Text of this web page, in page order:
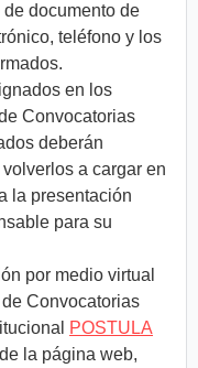
documento de
teléfono y los
en los
Convocatorias
deberán
a cargar en
la presentación
para su
por medio virtual
Convocatorias
POSTULA
la página web,